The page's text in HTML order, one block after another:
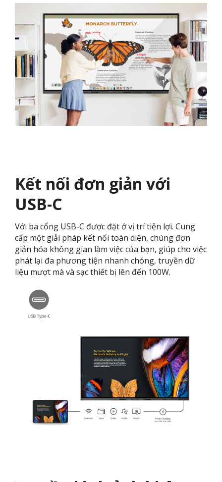
Kết nối đơn giản với
USB-C
Với ba cổng USB-C được đặt ở vị trí tiện lợi. Cung
cấp một giải pháp kết nối toàn diện, chúng đơn
giản hóa không gian làm việc của bạn, giúp cho việc
phát lại đa phương tiện nhanh chóng, truyền dữ
liệu mượt mà và sạc thiết bị lên đến 100W.